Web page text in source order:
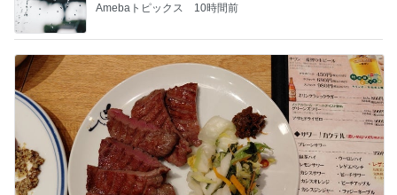
Amebaトピックス 10時間前